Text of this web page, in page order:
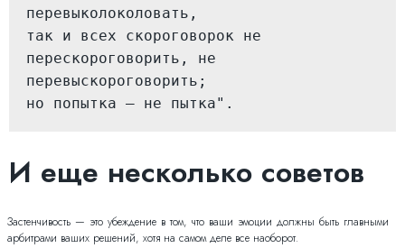
перевыколоколовать,
так и всех скороговорок не
перескороговорить, не
перевыскороговорить;
но попытка — не пытка".
И еще несколько советов
Застенчивость — это убеждение в том, что ваши эмоции должны быть главными
арбитрами ваших решений, хотя на самом деле все наоборот.